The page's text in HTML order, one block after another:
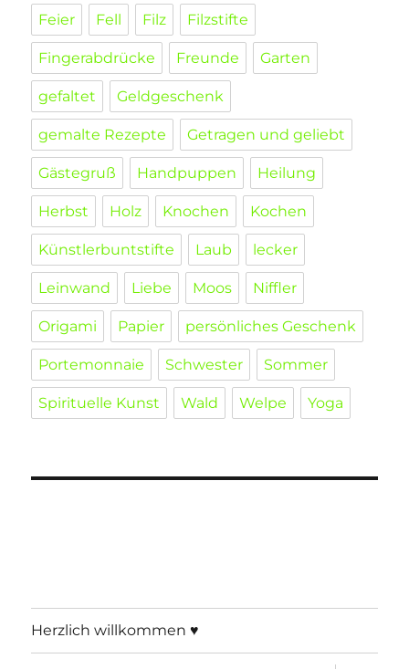
Feier Fell Filz Filzstifte
Fingerabdrücke Freunde Garten
gefaltet Geldgeschenk
gemalte Rezepte Getragen und geliebt
Gästegruß Handpuppen Heilung
Herbst Holz Knochen Kochen
Künstlerbuntstifte Laub lecker
Leinwand Liebe Moos Niffler
Origami Papier persönliches Geschenk
Portemonnaie Schwester Sommer
Spirituelle Kunst Wald Welpe Yoga
Herzlich willkommen ♥